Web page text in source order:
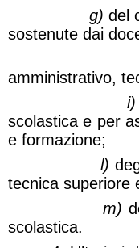
g) del
sostenute dai
amministrativo,
i)
scolastica e per
e formazione;
l)
tecnica superiore
m)
scolastica.